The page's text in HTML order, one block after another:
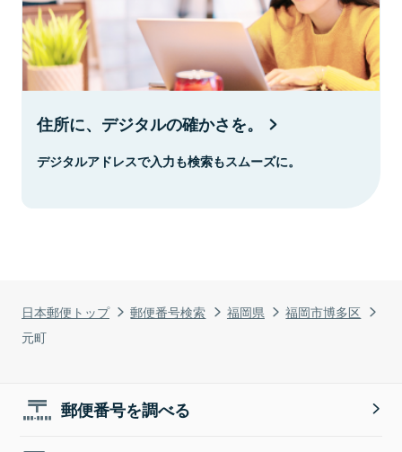
日本郵便トップ 郵便番号検索 福岡県
福岡市博多区
元町
住所に、デジタルの確かさを。
デジタルアドレスで入力も検索もスムーズに。
郵便番号を調べる